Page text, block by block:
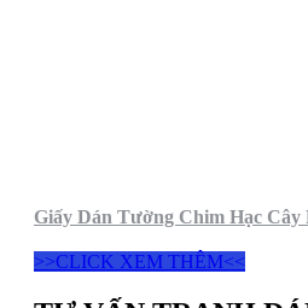
Giấy Dán Tường Chim Hạc Cây
>>CLICK XEM THÊM<<